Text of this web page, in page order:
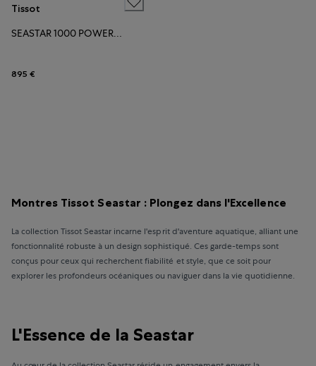
Tissot
SEASTAR 1000 POWERMATIC 80
895 €
Montres Tissot Seastar : Plongez dans l'Excellence
La collection Tissot Seastar incarne l'esprit d'aventure aquatique, alliant une
fonctionnalité robuste à un design sophistiqué. Ces garde-temps sont
conçus pour ceux qui recherchent fiabilité et style, que ce soit pour
explorer les profondeurs océaniques ou naviguer dans la vie quotidienne.
L'Essence de la Seastar